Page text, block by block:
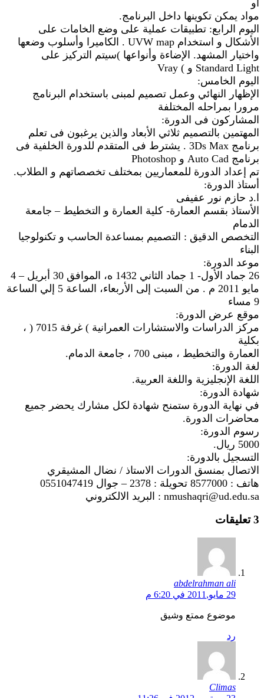
أو
مواد يمكن تكوينها داخل البرنامج.
اليوم الرابع: تطبيقات عملية على وضع الخامات على
الأشكال و استخدام UVW map . الكاميرا وأسلوب وضعها
واختيار المشهد. الإضاءة وأنواعها )سيتم التركيز على
Standard Light و ) Vray
اليوم الخامس:
الإظهار النهائي وعمل تصميم لمبنى باستخدام البرنامج
مرورا بمراحله المختلفة
المشاركون فى الدورة:
المهتمين بالتصميم ثلاثي الأبعاد والذين يرغبون فى تعلم
برنامج 3Ds Max . يشترط فى المتقدم للدورة الخلفية فى
برنامج Auto Cad و Photoshop
تم إعداد الدورة للمعماريين بمختلف تخصصاتهم و الطلاب.
أستاذ الدورة:
ا.د حازم نور عفيفى
الأستاذ بقسم العمارة- كلية العمارة و التخطيط – جامعة
الدمام
التخصص الدقيق : التصميم بمساعدة الحاسب و تكنولوجيا
البناء
موعد الدورة:
26 جماد الأول- 1 جماد الثاني 1432 ه، الموافق 30 أبريل – 4
مايو 2011 م . من السبت إلى الأربعاء، الساعة 5 إلي الساعة
9 مساء
موقع عرض الدورة:
مركز الدراسات والاستشارات العمرانية ) غرفة 7015 ( ،
بكلية
العمارة والتخطيط ، مبنى 700 ، جامعة الدمام.
لغة الدورة:
اللغة الإنجليزية واللغة العربية.
شهادة الدورة:
في نهاية الدورة ستمنح شهادة لكل مشارك يحضر جميع
محاضرات الدورة.
رسوم الدورة:
5000 ريال.
التسجيل بالدورة:
الاتصال بمنسق الدورات الاستاذ / نضال المشيقري
هاتف : 8577000 تحويلة : 2378 – جوال 0551047419
nmushaqri@ud.edu.sa : البريد الالكتروني
3 تعليقات
abdelrahman ali
29 مايو,2011 في 6:20 م
موضوع ممتع وشيق
رد
Climas